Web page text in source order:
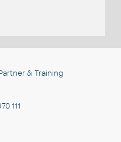
& Training
111